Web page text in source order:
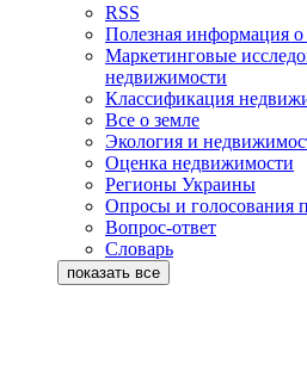
RSS
Полезная информация
Маркетинговые
недвижимости
Классификация
Все о земле
Экология и
Оценка недвижимости
Регионы Украины
Опросы и голосования
Вопрос-ответ
Словарь